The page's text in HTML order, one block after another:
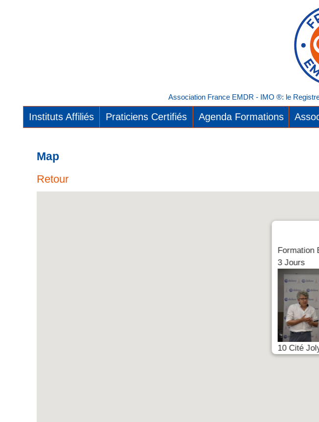
Association France EMDR - IMO ®: le
Instituts Affiliés Praticiens Certifiés Agenda Formations
Map
Retour
Formation
3 Jours
10 Cité